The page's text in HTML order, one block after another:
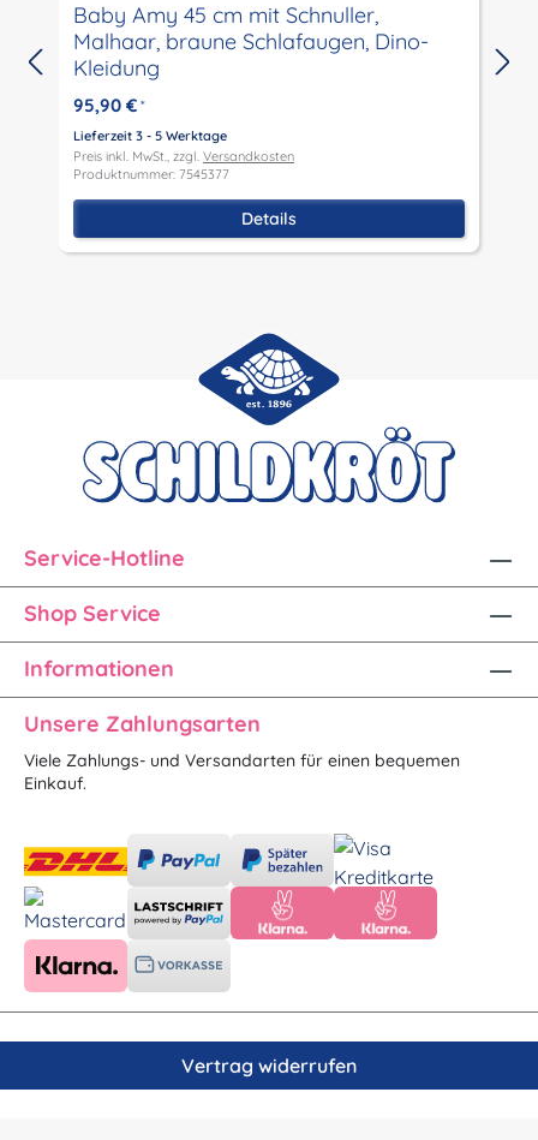
Baby Amy 45 cm mit Schnuller,
Malhaar, braune Schlafaugen, Dino-
Kleidung
95,90 € *
Lieferzeit 3 - 5 Werktage
Preis inkl. MwSt., zzgl. Versandkosten
Produktnummer: 7545377
Details
Service-Hotline
Shop Service
Informationen
Unsere Zahlungsarten
Viele Zahlungs- und Versandarten für einen bequemen
Einkauf.
Vertrag widerrufen